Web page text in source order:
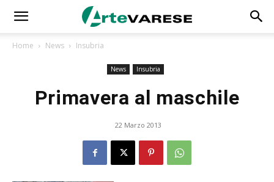
Home News Insubria
News Insubria
Primavera al maschile
22 Marzo 2013